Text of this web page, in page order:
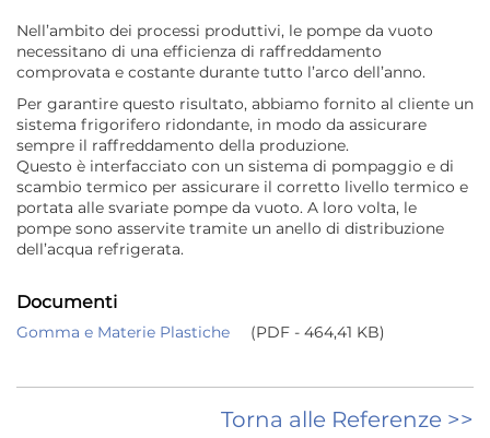
Nell’ambito dei processi produttivi, le pompe da vuoto
necessitano di una efficienza di raffreddamento
comprovata e costante durante tutto l’arco dell’anno.
Per garantire questo risultato, abbiamo fornito al cliente un
sistema frigorifero ridondante, in modo da assicurare
sempre il raffreddamento della produzione.
Questo è interfacciato con un sistema di pompaggio e di
scambio termico per assicurare il corretto livello termico e
portata alle svariate pompe da vuoto. A loro volta, le
pompe sono asservite tramite un anello di distribuzione
dell’acqua refrigerata.
Documenti
Gomma e Materie Plastiche (PDF - 464,41 KB)
Torna alle Referenze >>